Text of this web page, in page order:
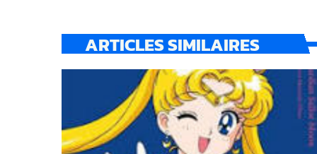
ARTICLES SIMILAIRES